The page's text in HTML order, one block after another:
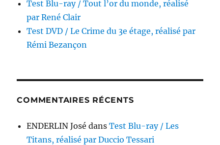
Test Blu-ray / Tout l’or du monde, réalisé
par René Clair
Test DVD / Le Crime du 3e étage, réalisé par
Rémi Bezançon
COMMENTAIRES RÉCENTS
ENDERLIN José dansTest Blu-ray / Les
Titans, réalisé par Duccio Tessari